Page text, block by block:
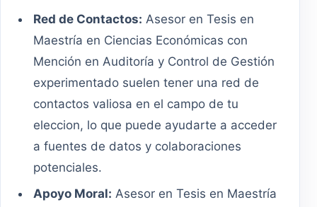
Red de Contactos: Asesor en Tesis en
Maestría en Ciencias Económicas con
Mención en Auditoría y Control de Gestión
experimentado suelen tener una red de
contactos valiosa en el campo de tu
eleccion, lo que puede ayudarte a acceder
a fuentes de datos y colaboraciones
potenciales.
Apoyo Moral: Asesor en Tesis en Maestría